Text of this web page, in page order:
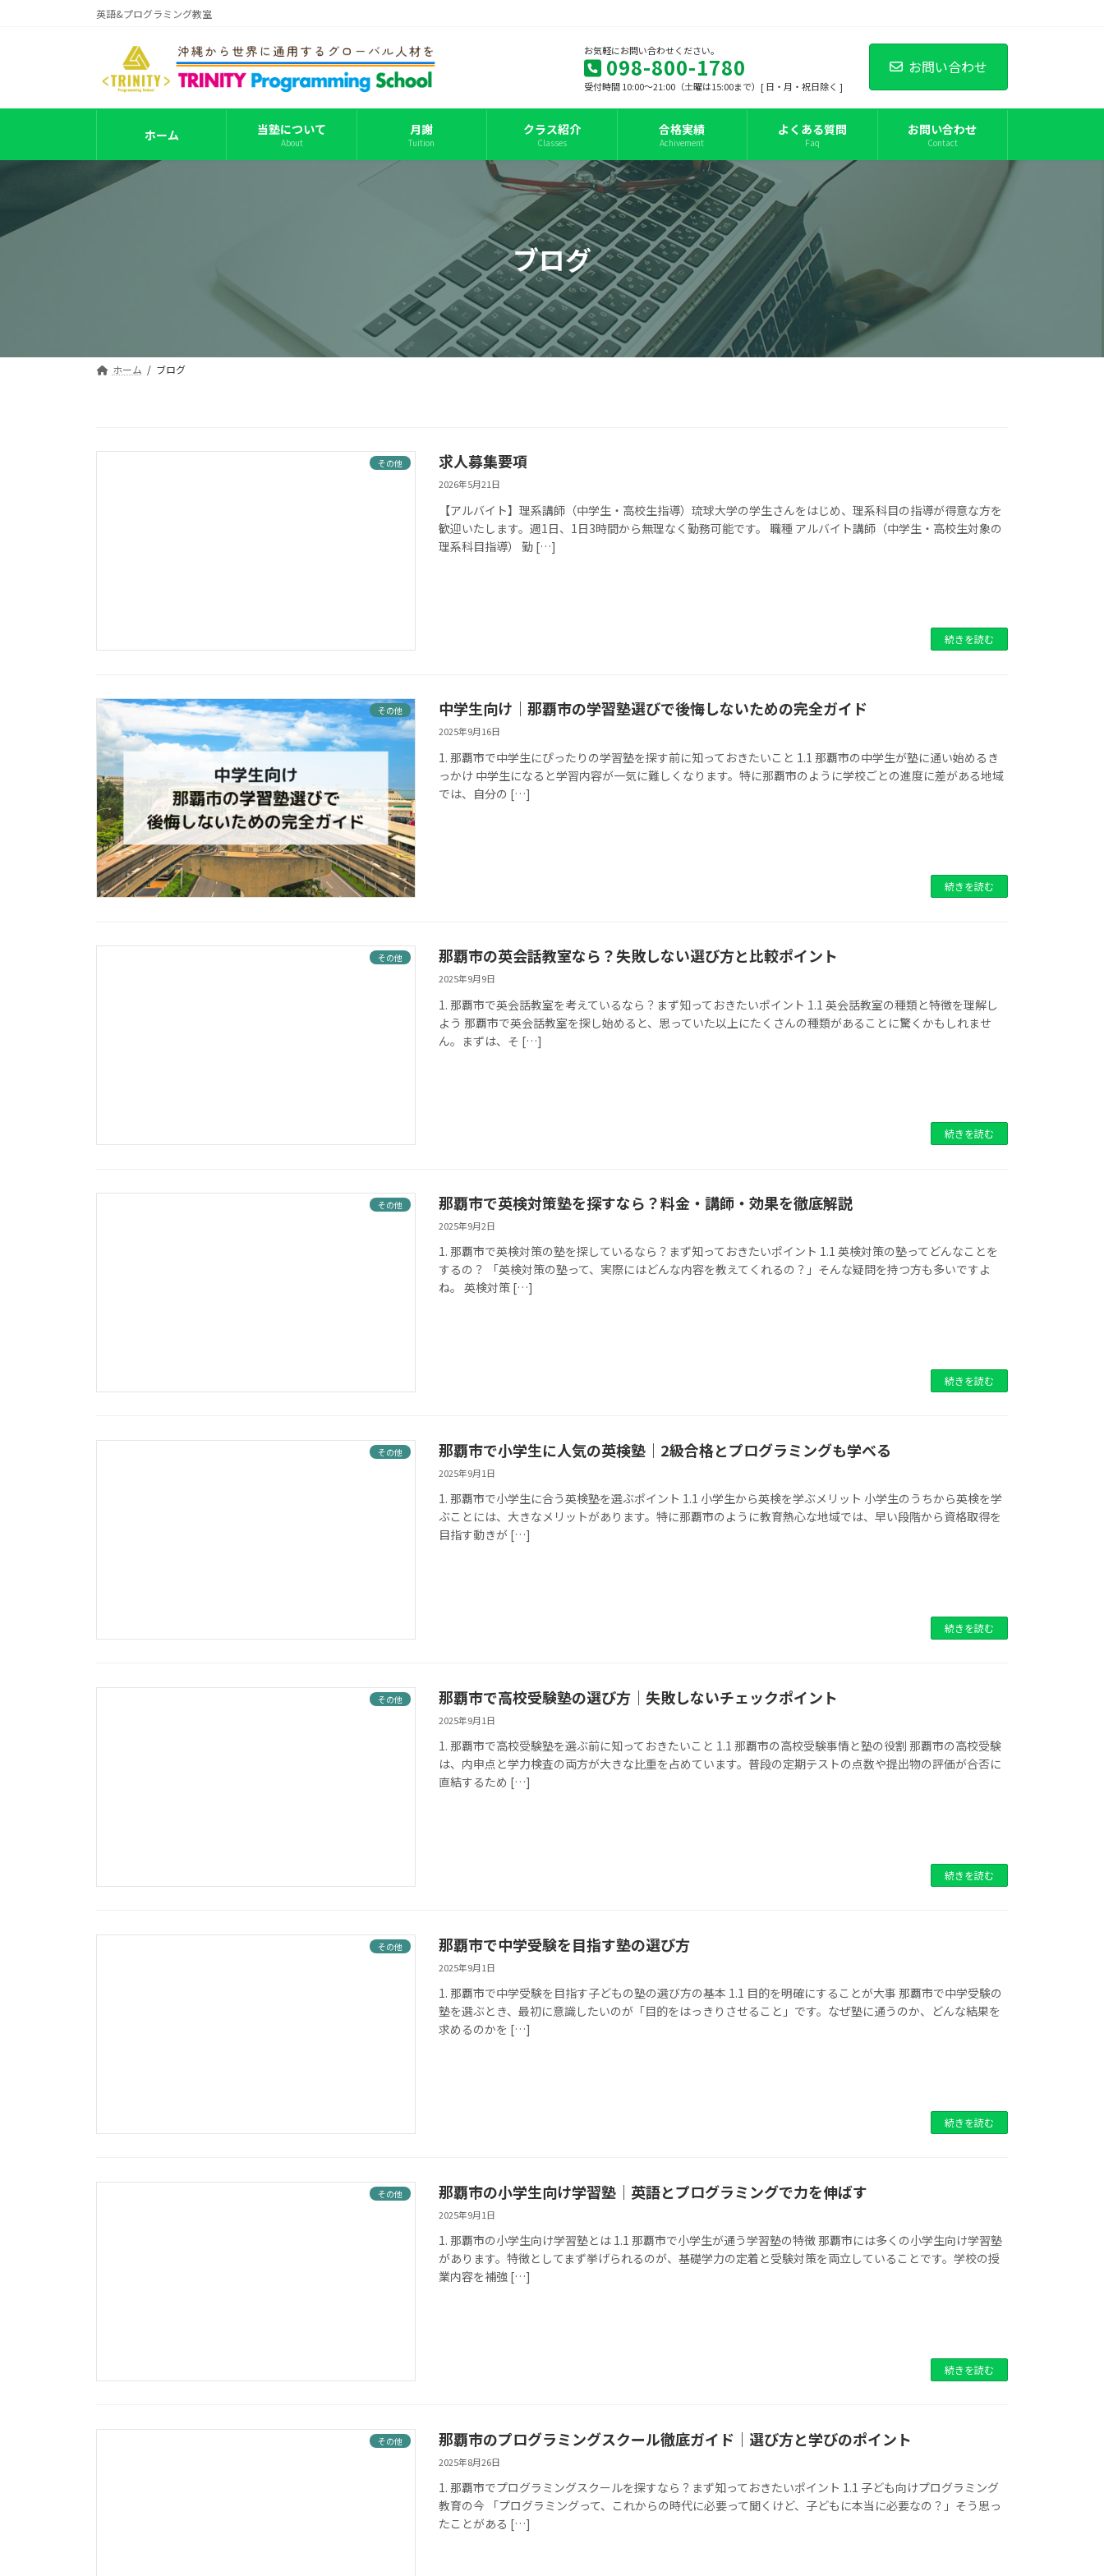
へ
ッ
ョ
移
英語&プログラミング教室
お気軽にお問い合わせください。
098-800-1780
受付時間 10:00～21:00（土曜は15:00まで）[ 日・月・祝日除く ]
お問い合わせ
ホーム 当塾について
About
月謝
Tuition
クラス紹介
Classes
合格実績
Achivement
よくある質問
Faq
お問い合わせ
Contact
ブログ
ホーム ブログ
その他 求人募集要項
2026年5月21日
【アルバイト】理系講師（中学生・高校生指導）琉球大学の学生さんをはじめ、理系科目の指導が得意な方を
歓迎いたします。週1日、1日3時間から無理なく勤務可能です。 職種 アルバイト講師（中学生・高校生対象の
理系科目指導） 勤 […]
続きを読む
その他 中学生向け｜那覇市の学習塾選びで後悔しないための完全ガイド
2025年9月16日
1. 那覇市で中学生にぴったりの学習塾を探す前に知っておきたいこと 1.1 那覇市の中学生が塾に通い始めるき
っかけ 中学生になると学習内容が一気に難しくなります。特に那覇市のように学校ごとの進度に差がある地域
では、自分の […]
続きを読む
その他 那覇市の英会話教室なら？失敗しない選び方と比較ポイント
2025年9月9日
1. 那覇市で英会話教室を考えているなら？まず知っておきたいポイント 1.1 英会話教室の種類と特徴を理解し
よう 那覇市で英会話教室を探し始めると、思っていた以上にたくさんの種類があることに驚くかもしれませ
ん。まずは、そ […]
続きを読む
その他 那覇市で英検対策塾を探すなら？料金・講師・効果を徹底解説
2025年9月2日
1. 那覇市で英検対策の塾を探しているなら？まず知っておきたいポイント 1.1 英検対策の塾ってどんなことを
するの？ 「英検対策の塾って、実際にはどんな内容を教えてくれるの？」そんな疑問を持つ方も多いですよ
ね。 英検対策 […]
続きを読む
その他 那覇市で小学生に人気の英検塾｜2級合格とプログラミングも学べる
2025年9月1日
1. 那覇市で小学生に合う英検塾を選ぶポイント 1.1 小学生から英検を学ぶメリット 小学生のうちから英検を学
ぶことには、大きなメリットがあります。特に那覇市のように教育熱心な地域では、早い段階から資格取得を
目指す動きが […]
続きを読む
その他 那覇市で高校受験塾の選び方｜失敗しないチェックポイント
2025年9月1日
1. 那覇市で高校受験塾を選ぶ前に知っておきたいこと 1.1 那覇市の高校受験事情と塾の役割 那覇市の高校受験
は、内申点と学力検査の両方が大きな比重を占めています。普段の定期テストの点数や提出物の評価が合否に
直結するため […]
続きを読む
その他 那覇市で中学受験を目指す塾の選び方
2025年9月1日
1. 那覇市で中学受験を目指す子どもの塾の選び方の基本 1.1 目的を明確にすることが大事 那覇市で中学受験の
塾を選ぶとき、最初に意識したいのが「目的をはっきりさせること」です。なぜ塾に通うのか、どんな結果を
求めるのかを […]
続きを読む
その他 那覇市の小学生向け学習塾｜英語とプログラミングで力を伸ばす
2025年9月1日
1. 那覇市の小学生向け学習塾とは 1.1 那覇市で小学生が通う学習塾の特徴 那覇市には多くの小学生向け学習塾
があります。特徴としてまず挙げられるのが、基礎学力の定着と受験対策を両立していることです。学校の授
業内容を補強 […]
続きを読む
その他 那覇市のプログラミングスクール徹底ガイド｜選び方と学びのポイント
2025年8月26日
1. 那覇市でプログラミングスクールを探すなら？まず知っておきたいポイント 1.1 子ども向けプログラミング
教育の今 「プログラミングって、これからの時代に必要って聞くけど、子どもに本当に必要なの？」そう思っ
たことがある […]